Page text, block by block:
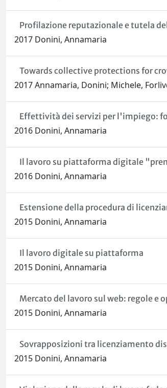
Profilazione reputazionale e tutela
2017 Donini, Annamaria
Towards collective protections for
2017 Annamaria, Donini; Michele,
Effettività dei servizi per l'impiego:
2016 Donini, Annamaria
Il lavoro su piattaforma digitale
2016 Donini, Annamaria
Estensione della procedura di
2015 Donini, Annamaria
Il lavoro digitale su piattaforma
2015 Donini, Annamaria
Mercato del lavoro sul web: regole e
2015 Donini, Annamaria
Sovrapposizioni tra licenziamento
2015 Donini, Annamaria